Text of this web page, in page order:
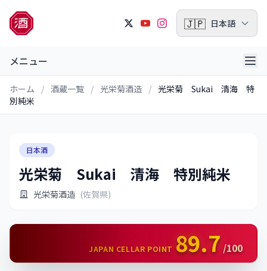
🇯🇵 日本語
メニュー
ホーム / 酒蔵一覧 / 光栄菊酒造 / 光栄菊 Sukai 清海 特
別純米
日本酒
光栄菊 Sukai 清海 特別純米
光栄菊酒造 (佐賀県)
JAPAN CELLAR POINT 89.7 /100